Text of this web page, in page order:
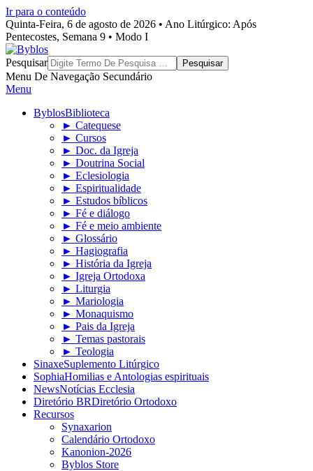
Ir para o conteúdo
Quinta-Feira, 6 de agosto de 2026 • Ano Litúrgico: Após
Pentecostes, Semana 9 • Modo I
Byblos
Pesquisar
Menu De Navegação Secundário
Menu
ByblosBiblioteca
► Catequese
► Cursos
► Doc. da Igreja
► Doutrina Social
► Eclesiologia
► Espiritualidade
► Estudos bíblicos
► Fé e diálogo
► Fé e meio ambiente
► Glossário
► Hagiografia
► História da Igreja
► Igreja Ortodoxa
► Liturgia
► Mariologia
► Monaquismo
► Pais da Igreja
► Temas pastorais
► Teologia
SinaxeSuplemento Litúrgico
SophiaHomilias e Antologias espirituais
NewsNotícias Ecclesia
Diretório BRDiretório Ortodoxo
Recursos
Synaxarion
Calendário Ortodoxo
Kanonion-2026
Byblos Store